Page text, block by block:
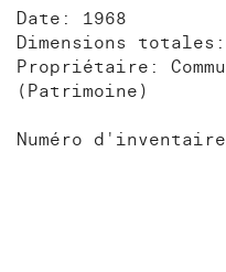
Date: 1968
Dimensions
Propriétaire:
(Patrimoine)
Numéro